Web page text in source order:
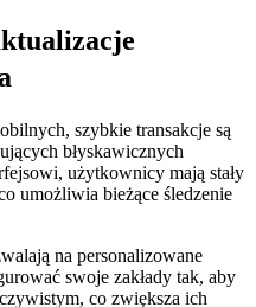
szybkie transakcje są
błyskawicznych
użytkownicy mają stały
umożliwia bieżące śledzenie
na personalizowane
swoje zakłady tak, aby
co zwiększa ich